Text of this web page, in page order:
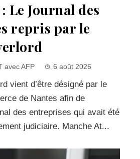
Le Journal des
repris par le
avec AFP 6 août 2026
vient d’être désigné par le
de Nantes afin de
des entreprises qui avait été
judiciaire. Manche At...